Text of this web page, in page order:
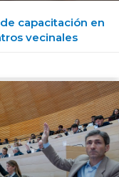
capacitación en
vecinales